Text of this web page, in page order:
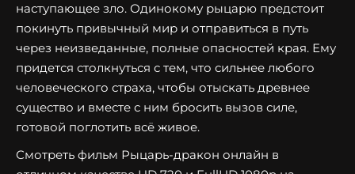
наступающее зло. Одинокому рыцарю предстоит
покинуть привычный мир и отправиться в путь
через неизведанные, полные опасностей края. Ему
придется столкнуться с тем, что сильнее любого
человеческого страха, чтобы отыскать древнее
существо и вместе с ним бросить вызов силе,
готовой поглотить всё живое.
Смотреть фильм Рыцарь-дракон онлайн в